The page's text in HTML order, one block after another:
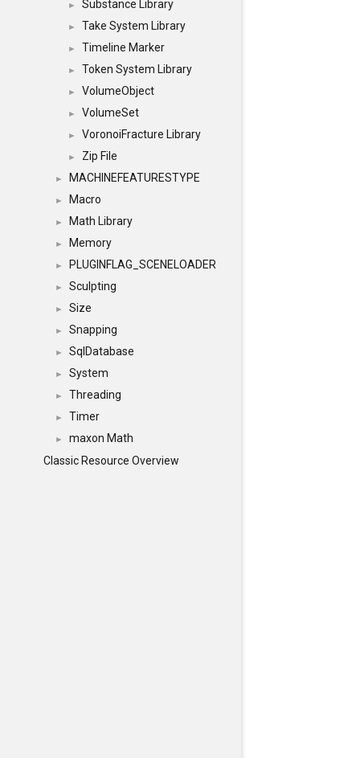
► Substance Library
► Take System Library
► Timeline Marker
► Token System Library
► VolumeObject
► VolumeSet
► VoronoiFracture Library
► Zip File
► MACHINEFEATURESTYPE
► Macro
► Math Library
► Memory
► PLUGINFLAG_SCENELOADER
► Sculpting
► Size
► Snapping
► SqlDatabase
► System
► Threading
► Timer
►
maxon Math
Classic Resource Overview